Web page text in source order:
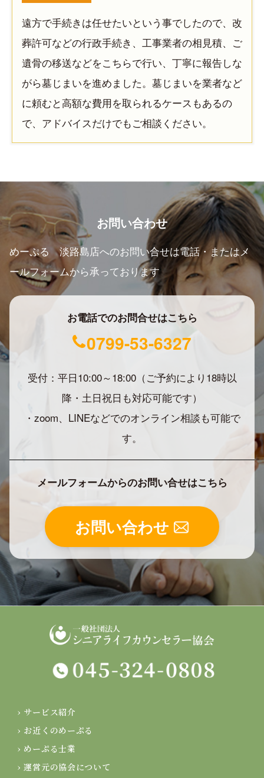
遠方で手続きは任せたいという事でしたので、改
葬許可などの行政手続き、工事業者の相見積、ご
遺骨の移送などをこちらで行い、丁寧に報告しな
がら墓じまいを進めました。墓じまいを業者など
に頼むと高額な費用を取られるケースもあるの
で、アドバイスだけでもご相談ください。
お問い合わせ
めーぷる 淡路島店へのお問い合せは電話・またはメ
ールフォームから承っております
お電話でのお問合せはこちら
0799-53-6327
受付：平日10:00～18:00（ご予約により18時以
降・土日祝日も対応可能です）
・zoom、LINEなどでのオンライン相談も可能で
す。
メールフォームからのお問い合せはこちら
お問い合わせ
› サービス紹介
› お近くのめーぷる
› めーぷる士業
› 運営元の協会について